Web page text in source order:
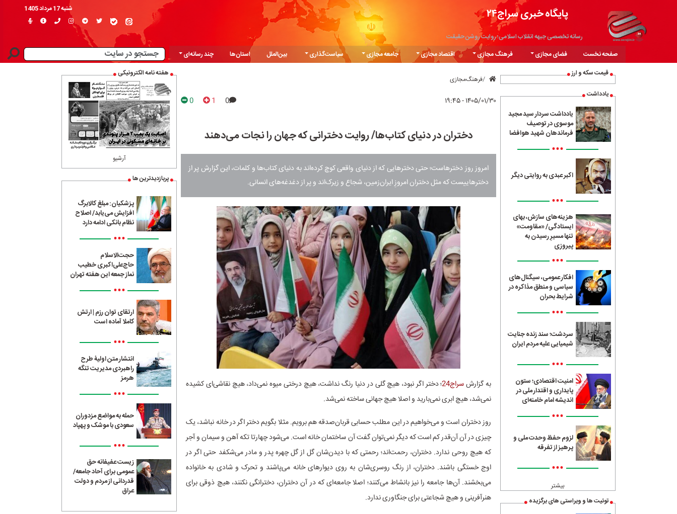
پایگاه خبری سراج۲۴
رسانه تخصصی جبهه انقلاب اسلامی؛ روایت روشن حقیقت
شنبه 17 مرداد 1405
صفحه نخست فضای مجازی فرهنگ مجازی اقتصاد مجازی جامعه مجازی سیاست‌گذاری بین‌الملل استان‌ها
چند رسانه‌ای
قیمت سکه و ارز
یادداشت
یادداشت سردار سید مجید
موسوی در توصیف
فرماندهان شهید هوافضا
•••
اکبر عبدی به روایتی دیگر
•••
هزینه‌های سازش، بهای
ایستادگی/ «مقاومت»
تنها مسیرِ رسیدن به
پیروزی
•••
افکار عمومی، سیگنال‌های
سیاسی و منطق مذاکره در
شرایط بحران
•••
سردشت؛ سند زنده جنایت
شیمیایی علیه مردم ایران
•••
امنیت اقتصادی؛ ستون
پایداری و اقتدار ملی در
اندیشه امام خامنه‌ای
•••
لزوم حفظ وحدت ملی و
پرهیز از تفرقه
•••
بیشتر
توئیت ها و ویراستی های برگزیده
فرهنگ‌مجازی
۱۴۰۵/۰۱/۳۰ - ۱۹:۴۵ 0
1
0
دختران در دنیای کتاب‌ها/ روایت دخترانی که جهان را نجات می‌دهند
امروز روز دخترهاست؛ حتی دخترهایی که از دنیای واقعی کوچ کرده‌اند به دنیای کتاب‌ها و کلمات، این گزارش پر از
دخترهاییست که مثل دختران امروزِ ایران‌زمین، شجاع و زیرک‌اند و پر از دغدغه‌های انسانی.
به گزارشسراج24
؛ دختر اگر نبود، هیچ گلی در دنیا رنگ نداشت، هیچ درختی میوه نمی‌داد، هیچ نقاشی‌ای کشیده
نمی‌شد، هیچ ابری نمی‌بارید و اصلا هیچ جهانی ساخته نمی‌شد.
روز دختران است و می‌خواهیم در این مطلب حسابی قربان‌صدقه هم برویم. مثلا بگویم دختر اگر در خانه نباشد، یک
چیزی در آن آن‌قدر کم است که دیگر نمی‌توان گفت آن ساختمان خانه است. می‌شود چهارتا تکه آهن و سیمان و آجر
که هیچ روحی ندارد. دختران، رحمت‌اند؛ رحمتی که با دیدن‌شان گل از گل چهره پدر و مادر می‌شکفد حتی اگر در
اوج خستگی باشند. دختران، از رنگ روسری‌شان به روی دیوارهای خانه می‌پاشند و تحرک و شادی به خانواده
می‌بخشند. آن‌ها جامعه را نیز بانشاط می‌کنند؛ اصلا جامعه‌ای که در آن دختران، دخترانگی نکنند، هیچ ذوقی برای
هنرآفرینی و هیچ شجاعتی برای جنگاوری ندارد.
هفته نامه الکترونیکی
آرشیو
پربازدیدترین ها
پزشکیان: مبلغ کالابرگ
افزایش می‌یابد/ اصلاح
نظام بانکی ادامه دارد
•••
حجت‌الاسلام
حاج‌علی‌اکبری خطیب
نماز جمعه این هفته تهران
•••
ارتقای توان رزم | ارتش
کاملا آماده است
•••
انتشار متن اولیۀ طرح
راهبردی مدیریت تنگه
هرمز
•••
حمله به مواضع مزدوران
سعودی با موشک و پهپاد
•••
زیست عفیفانه حق
عمومی برای آحاد جامعه/
قدردانی از مردم و دولت
عراق